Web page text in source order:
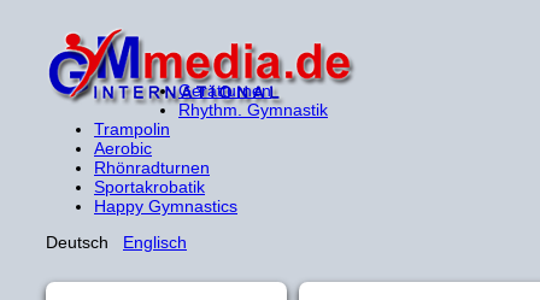
Gerätturnen
Rhythm. Gymnastik
Trampolin
Aerobic
Rhönradturnen
Sportakrobatik
Happy Gymnastics
Deutsch Englisch